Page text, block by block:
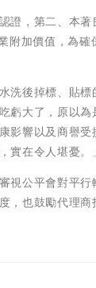
，第二、本
附加價值，為
洗後掉標、貼
虧大了，原以
影響以及商譽
實在令人堪憂。」
公平會對平
也鼓勵代理